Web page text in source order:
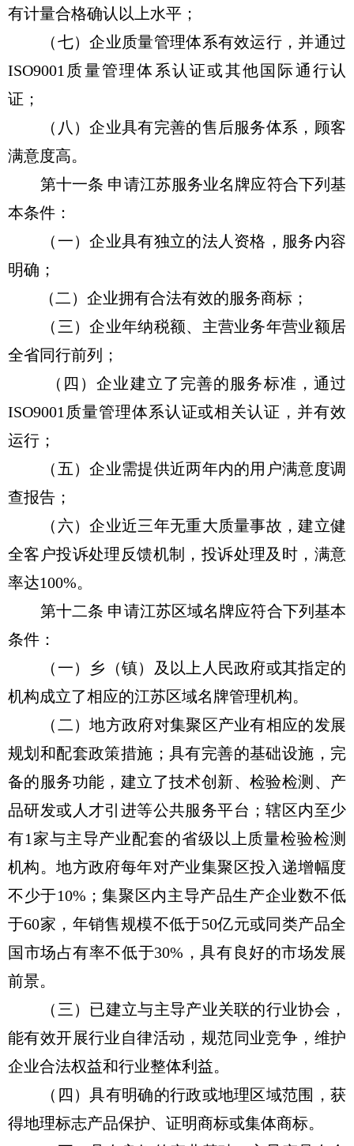
有计量合格确认以上水平；
（七）企业质量管理体系有效运行，并通过
ISO9001质量管理体系认证或其他国际通行认
证；
（八）企业具有完善的售后服务体系，顾客
满意度高。
第十一条 申请江苏服务业名牌应符合下列基
本条件：
（一）企业具有独立的法人资格，服务内容
明确；
（二）企业拥有合法有效的服务商标；
（三）企业年纳税额、主营业务年营业额居
全省同行前列；
（四）企业建立了完善的服务标准，通过
ISO9001质量管理体系认证或相关认证，并有效
运行；
（五）企业需提供近两年内的用户满意度调
查报告；
（六）企业近三年无重大质量事故，建立健
全客户投诉处理反馈机制，投诉处理及时，满意
率达100%。
第十二条 申请江苏区域名牌应符合下列基本
条件：
（一）乡（镇）及以上人民政府或其指定的
机构成立了相应的江苏区域名牌管理机构。
（二）地方政府对集聚区产业有相应的发展
规划和配套政策措施；具有完善的基础设施，完
备的服务功能，建立了技术创新、检验检测、产
品研发或人才引进等公共服务平台；辖区内至少
有1家与主导产业配套的省级以上质量检验检测
机构。地方政府每年对产业集聚区投入递增幅度
不少于10%；集聚区内主导产品生产企业数不低
于60家，年销售规模不低于50亿元或同类产品全
国市场占有率不低于30%，具有良好的市场发展
前景。
（三）已建立与主导产业关联的行业协会，
能有效开展行业自律活动，规范同业竞争，维护
企业合法权益和行业整体利益。
（四）具有明确的行政或地理区域范围，获
得地理标志产品保护、证明商标或集体商标。